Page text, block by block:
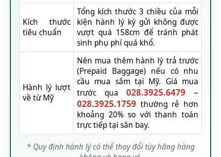
Kích thước
tiêu chuẩn
Tổng kích thước 3 chiều của mỗi
kiện hành lý ký gửi không được
vượt quá 158cm để tránh phát
sinh phụ phí quá khổ.
Hành lý lượt
về từ Mỹ
Nên mua thêm hành lý trả trước
(Prepaid Baggage) nếu có nhu
cầu mua sắm tại Mỹ. Giá mua
trước qua028.3925.6479 –
028.3925.1759 thường rẻ hơn
khoảng 20% so với thanh toán
trực tiếp tại sân bay.
* Quy định hành lý có thể thay đổi tùy hãng hàng